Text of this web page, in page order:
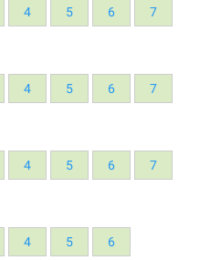
4 5 6 7
4 5 6 7
4 5 6 7
4 5 6